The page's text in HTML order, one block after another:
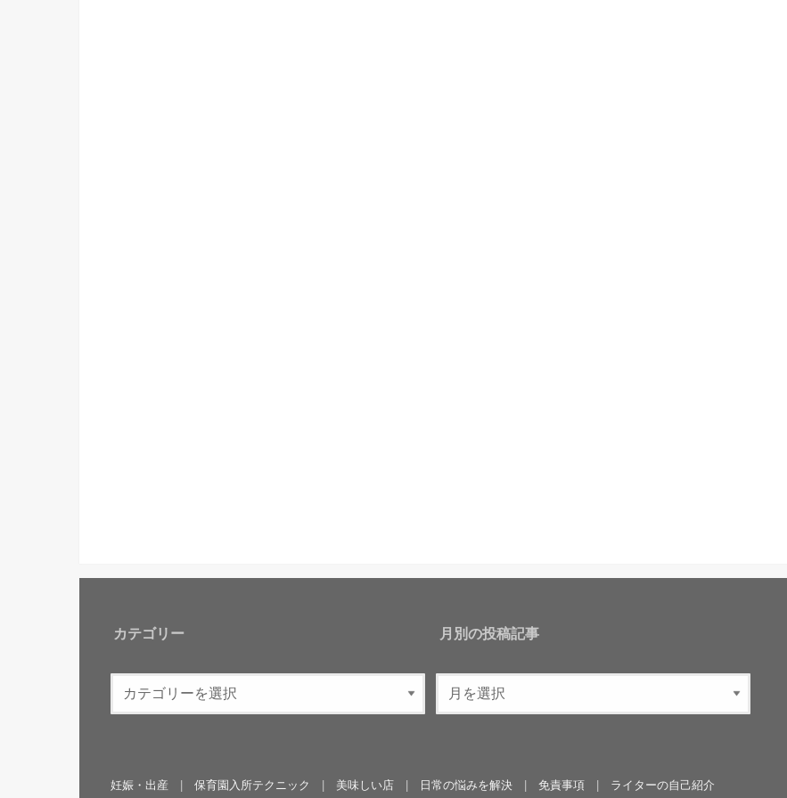
カテゴリー 月別の投稿記事
妊娠・出産 保育園入所テクニック 美味しい店 日常の悩みを解決 免責事項 ライターの自己紹介